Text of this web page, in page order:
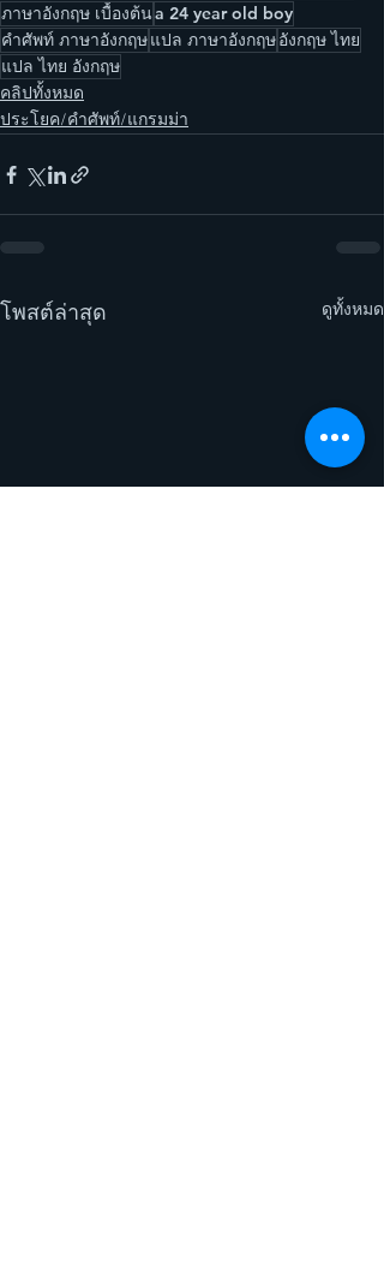
ภาษาอังกฤษ เบื้องต้นa 24 year old boy
คำศัพท์ ภาษาอังกฤษแปล ภาษาอังกฤษอังกฤษ ไทย
แปล ไทย อังกฤษ
คลิปทั้งหมด
ประโยค/คำศัพท์/แกรมม่า
โพสต์ล่าสุด ดูทั้งหมด